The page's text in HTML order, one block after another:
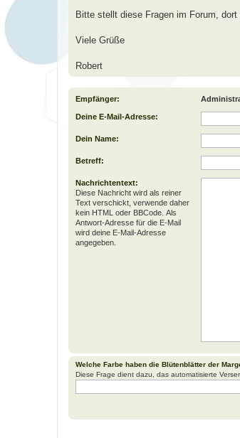
Bitte stellt diese Fragen im Forum,
Viele Grüße
Robert
Empfänger:
Deine E-Mail-Adresse:
Dein Name:
Betreff:
Nachrichtentext:
Diese Nachricht wird als reiner
Text verschickt, verwende daher
kein HTML oder BBCode. Als
Antwort-Adresse für die E-Mail
wird deine E-Mail-Adresse
angegeben.
Welche Farbe haben die Blütenblätter der
Diese Frage dient dazu, das automatisierte